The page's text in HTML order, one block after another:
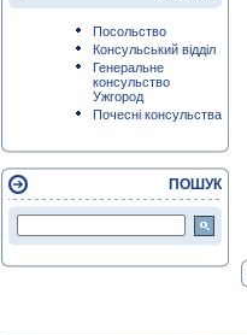
Посольство
Консульський відділ
Генеральне
консульство
Ужгород
Почесні консульства
ПОШУК